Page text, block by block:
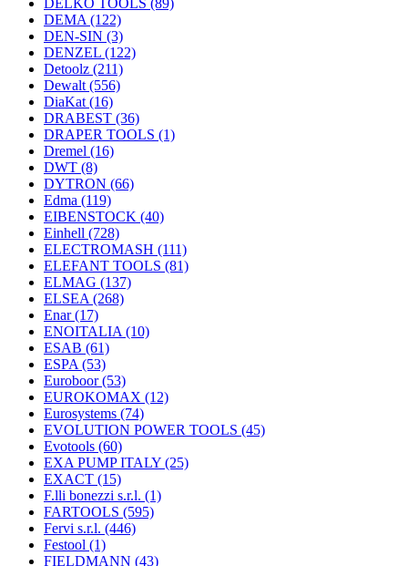
DELKO TOOLS (89)
DEMA (122)
DEN-SIN (3)
DENZEL (122)
Detoolz (211)
Dewalt (556)
DiaKat (16)
DRABEST (36)
DRAPER TOOLS (1)
Dremel (16)
DWT (8)
DYTRON (66)
Edma (119)
EIBENSTOCK (40)
Einhell (728)
ELECTROMASH (111)
ELEFANT TOOLS (81)
ELMAG (137)
ELSEA (268)
Enar(17)
ENOITALIA (10)
ESAB (61)
ESPA (53)
Euroboor(53)
EUROKOMAX (12)
Eurosystems (74)
EVOLUTION POWER TOOLS (45)
Evotools (60)
EXA PUMP ITALY (25)
EXACT (15)
F.lli bonezzi s.r.l. (1)
FARTOOLS (595)
Fervi s.r.l. (446)
Festool (1)
FIELDMANN (43)